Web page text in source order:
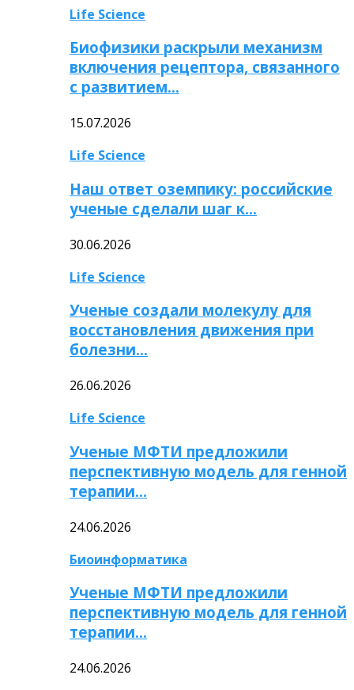
Life Science
Биофизики раскрыли механизм
включения рецептора, связанного
с развитием…
15.07.2026
Life Science
Наш ответ оземпику: российские
ученые сделали шаг к…
30.06.2026
Life Science
Ученые создали молекулу для
восстановления движения при
болезни…
26.06.2026
Life Science
Ученые МФТИ предложили
перспективную модель для генной
терапии…
24.06.2026
Биоинформатика
Ученые МФТИ предложили
перспективную модель для генной
терапии…
24.06.2026